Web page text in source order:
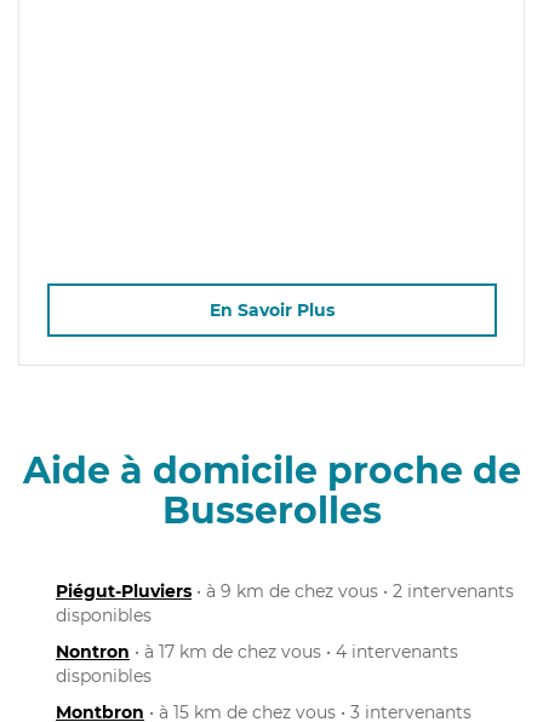
En Savoir Plus
Aide à domicile proche de
Busserolles
Piégut-Pluviers • à 9 km de chez vous • 2 intervenants
disponibles
Nontron • à 17 km de chez vous • 4 intervenants
disponibles
Montbron • à 15 km de chez vous • 3 intervenants